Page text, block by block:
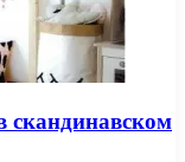
скандинавском